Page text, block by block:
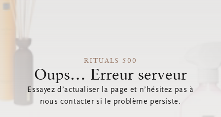
RITUALS 500
Oups… Erreur serveur
Essayez d’actualiser la page et n’hésitez pas à
nous contacter si le problème persiste.